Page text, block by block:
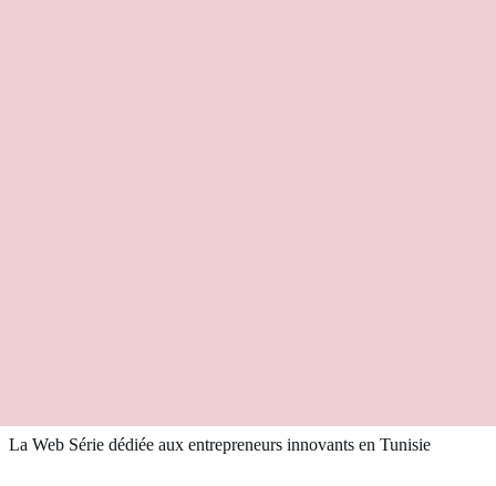
La Web Série dédiée aux entrepreneurs innovants en Tunisie